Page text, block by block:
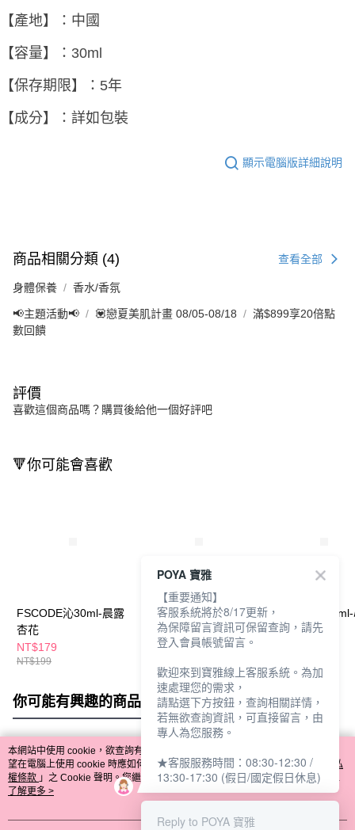
【產地】：中國
【容量】：30ml
【保存期限】：5年
【成分】：詳如包裝
顯示電腦版詳細說明
商品相關分類 (4) 查看全部
身體保養 香水/香氛
📢主題活動📢 💟戀夏美肌計畫 08/05-08/18
滿$899享20倍點
數回饋
評價
喜歡這個商品嗎？購買後給他一個好評吧
🔻你可能會喜歡
FSCODE沁30ml-晨露
杏花
NT$179
NT$199
FSCODE沁30ml-舒心
花梨
NT$179
FSCODE沁
粉鑽
你可能有興趣的商品 全站排行
熱門標籤
本網站中使用 cookie，欲查詢有關本網站使用 cookie 方式之詳情，及若您不希
望在電腦上使用 cookie 時應如何變更電腦的 cookie 設定，請參閱本網站「
隱私
權條款 」之 Cookie 聲明。您繼續使用本網站即表示您同意本公司得按本網站使
用條款之 Cookie 聲明使用 cookie。
了解更多 >
POYA 寶雅
【重要通知】
客服系統將於8/17更新，
為保障留言資訊可保留查詢，請先
登入會員帳號留言。
歡迎來到寶雅線上客服系統。為加
速處理您的需求，
請點選下方按鈕，查詢相關詳情，
若無欲查詢資訊，可直接留言，由
專人為您服務。
★客服服務時間：08:30-12:30 /
13:30-17:30 (假日/國定假日休息)
Reply to POYA 寶雅